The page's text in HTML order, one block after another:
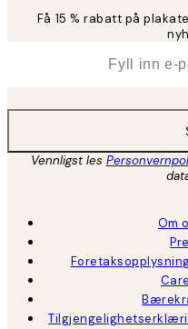
Få 15 % rabatt på
Vennligst les
Om